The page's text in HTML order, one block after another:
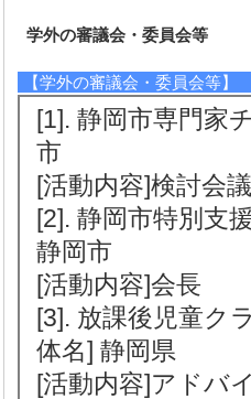
学外の審議会・委員会等
【学外の審議会・委員会等】
[1]. 静岡市専門家
市
[活動内容]検討会
[2]. 静岡市特別支
静岡市
[活動内容]会長
[3]. 放課後児童ク
体名] 静岡県
[活動内容]アドバ